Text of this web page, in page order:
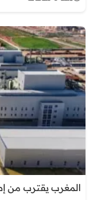
المغرب يقترب من